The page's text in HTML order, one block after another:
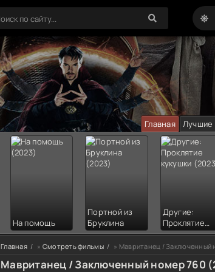
Главная Лучшие
На помощь
Портной из
Бруклина
Другие:
Проклятие
кукушки
Главная » Смотреть фильмы » Мавританец / Заключенный
Мавританец / Заключенный номер 760